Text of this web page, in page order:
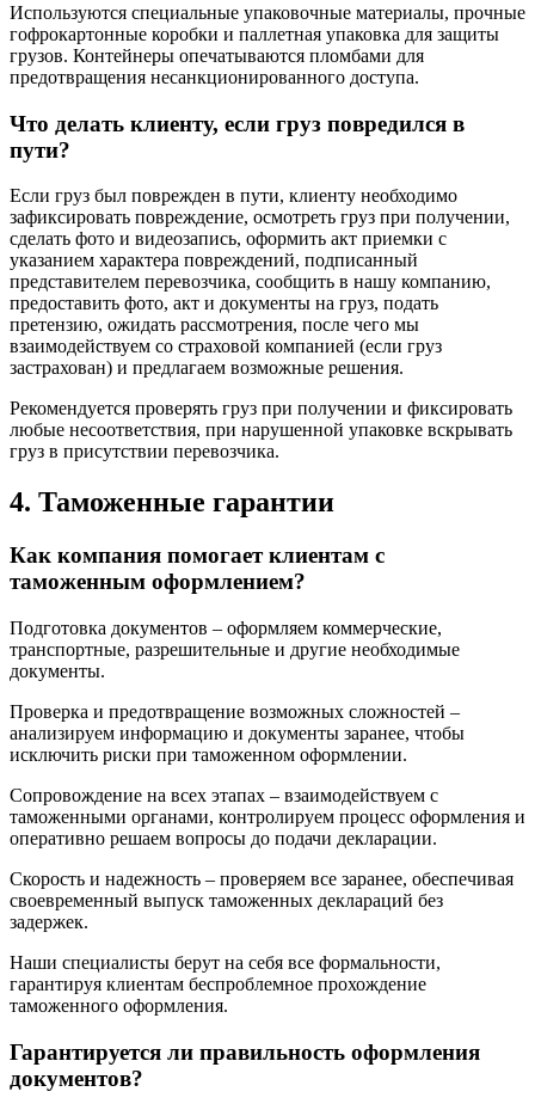
Используются специальные упаковочные материалы, прочные
гофрокартонные коробки и паллетная упаковка для защиты
грузов. Контейнеры опечатываются пломбами для
предотвращения несанкционированного доступа.
Что делать клиенту, если груз повредился в
пути?
Если груз был поврежден в пути, клиенту необходимо
зафиксировать повреждение, осмотреть груз при получении,
сделать фото и видеозапись, оформить акт приемки с
указанием характера повреждений, подписанный
представителем перевозчика, сообщить в нашу компанию,
предоставить фото, акт и документы на груз, подать
претензию, ожидать рассмотрения, после чего мы
взаимодействуем со страховой компанией (если груз
застрахован) и предлагаем возможные решения.
Рекомендуется проверять груз при получении и фиксировать
любые несоответствия, при нарушенной упаковке вскрывать
груз в присутствии перевозчика.
4. Таможенные гарантии
Как компания помогает клиентам с
таможенным оформлением?
Подготовка документов – оформляем коммерческие,
транспортные, разрешительные и другие необходимые
документы.
Проверка и предотвращение возможных сложностей –
анализируем информацию и документы заранее, чтобы
исключить риски при таможенном оформлении.
Сопровождение на всех этапах – взаимодействуем с
таможенными органами, контролируем процесс оформления и
оперативно решаем вопросы до подачи декларации.
Скорость и надежность – проверяем все заранее, обеспечивая
своевременный выпуск таможенных деклараций без
задержек.
Наши специалисты берут на себя все формальности,
гарантируя клиентам беспроблемное прохождение
таможенного оформления.
Гарантируется ли правильность оформления
документов?